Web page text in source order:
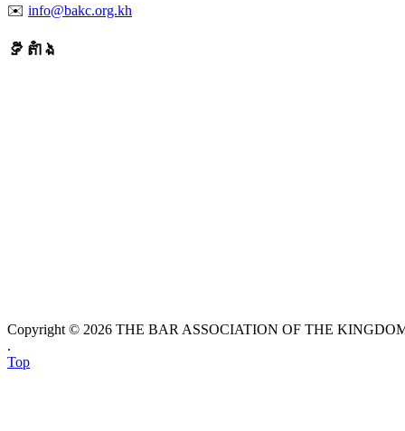
✉️ info@bakc.org.kh
ទីតាំង
Copyright © 2026 THE BAR ASSOCIATION OF THE
.
Top